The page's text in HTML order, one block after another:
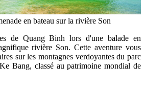
en bateau sur la rivière Son
de Quang Binh lors d'une balade en
rivière Son. Cette aventure vous
sur les montagnes verdoyantes du parc
Bang, classé au patrimoine mondial de